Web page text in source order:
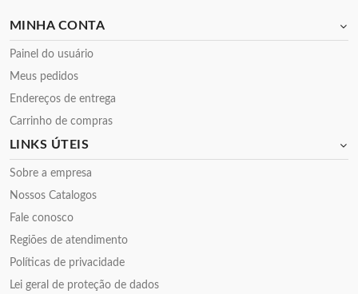
MINHA CONTA
Painel do usuário
Meus pedidos
Endereços de entrega
Carrinho de compras
LINKS ÚTEIS
Sobre a empresa
Nossos Catalogos
Fale conosco
Regiões de atendimento
Políticas de privacidade
Lei geral de proteção de dados